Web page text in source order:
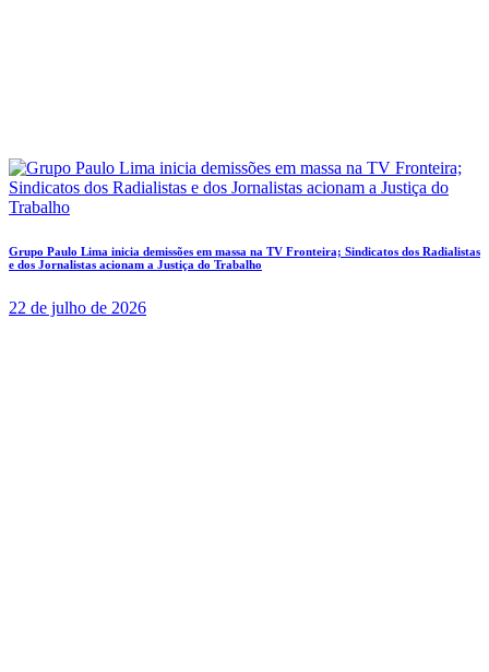
Grupo Paulo Lima inicia demissões em massa na TV Fronteira; Sindicatos dos Radialistas
e dos Jornalistas acionam a Justiça do Trabalho
22 de julho de 2026